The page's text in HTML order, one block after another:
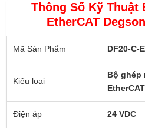
Thông Số Kỹ Thuật
EtherCAT
Mã Sản Phẩm DF20-C-
Kiểu loại
Bộ ghép
EtherCAT
Điện áp 24 VDC